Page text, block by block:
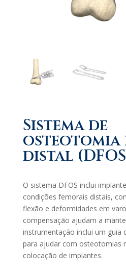
Sistema de
distal
​O sistema DFOS inclui
condições femorais distais,
flexão e deformidades em
compensação ajudam a
instrumentação inclui um guia
para ajudar com osteotomias
colocação de implantes.